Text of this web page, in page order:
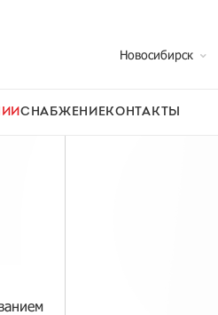
Новосибирск
СНАБЖЕНИЕКОНТАКТЫ